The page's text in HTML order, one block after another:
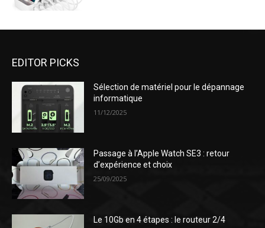
EDITOR PICKS
Sélection de matériel pour le dépannage
informatique
11/12/2025
Passage à l’Apple Watch SE3 : retour
d’expérience et choix
25/09/2025
Le 10Gb en 4 étapes : le routeur 2/4